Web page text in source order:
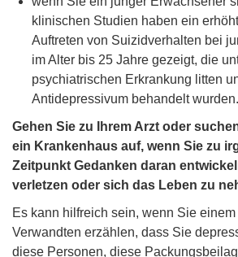
klinischen Studien haben ein
Auftreten von Suizidverhalten bei
im Alter bis 25 Jahre gezeigt, die
psychiatrischen Erkrankung litten
Antidepressivum behandelt wurden.
Gehen Sie zu Ihrem Arzt oder
ein Krankenhaus auf, wenn Sie zu
Zeitpunkt Gedanken daran
verletzen oder sich das Leben zu
Es kann hilfreich sein, wenn Sie
Verwandten erzählen, dass Sie
diese Personen, diese